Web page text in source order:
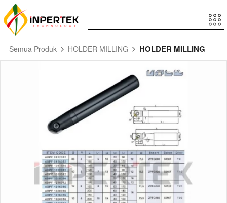
Semua Produk HOLDER MILLING HOLDER MILLING